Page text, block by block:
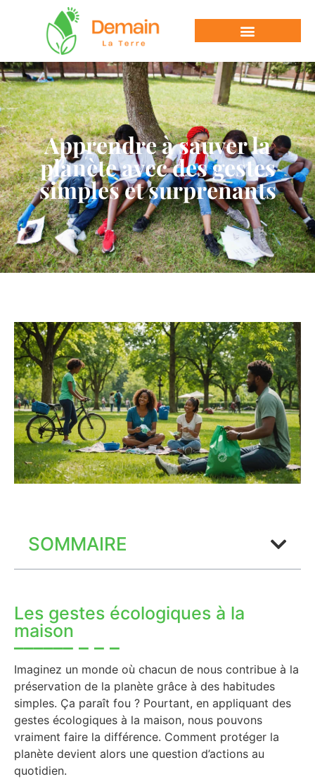
Apprendre à sauver la
planète avec des gestes
simples et surprenants
SOMMAIRE
Les gestes écologiques à la
maison
Imaginez un monde où chacun de nous contribue à la
préservation de la planète grâce à des habitudes
simples. Ça paraît fou ? Pourtant, en appliquant des
gestes écologiques à la maison, nous pouvons
vraiment faire la différence. Comment protéger la
planète devient alors une question d’actions au
quotidien.